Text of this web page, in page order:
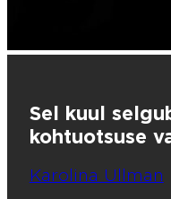
Sel kuul
kohtuotsuse
Karolina Ullman